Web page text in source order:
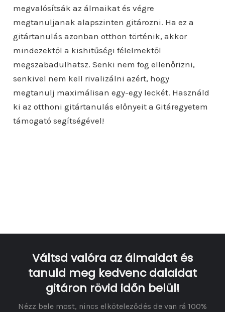
megvalósítsák az álmaikat és végre
megtanuljanak alapszinten gitározni. Ha ez a
gitártanulás azonban otthon történik, akkor
mindezektől a kishitűségi félelmektől
megszabadulhatsz. Senki nem fog ellenőrizni,
senkivel nem kell rivalizálni azért, hogy
megtanulj maximálisan egy-egy leckét. Használd
ki az otthoni gitártanulás előnyeit a Gitáregyetem
támogató segítségével!
Váltsd valóra az álmaidat és
tanuld meg kedvenc dalaidat
gitáron rövid időn belül!
Nézz bele most, nincs elköteleződés de van rá 100%